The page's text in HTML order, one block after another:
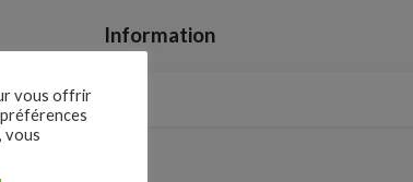
Information
vous offrir
vous